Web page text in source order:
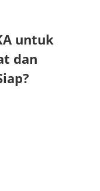
untuk
dan